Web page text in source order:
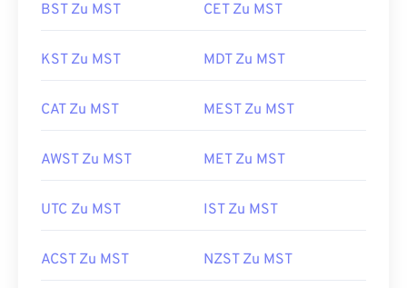
BST Zu MST CET Zu MST
KST Zu MST MDT Zu MST
CAT Zu MST MEST Zu MST
AWST Zu MST MET Zu MST
UTC Zu MST IST Zu MST
ACST Zu MST NZST Zu MST